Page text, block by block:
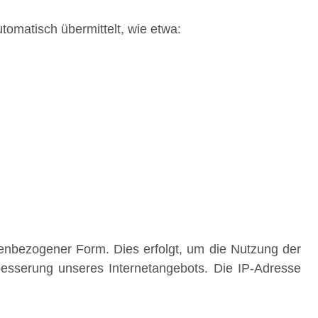
übermittelt, wie etwa:
Form. Dies erfolgt, um die Nutzung der
unseres Internetangebots. Die IP-Adresse